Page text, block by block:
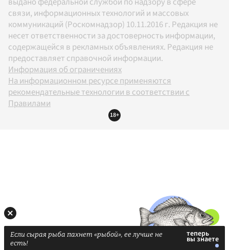
связи, информационных технологий и массовых
коммуникаций (Роскомнадзор) 10.11.2016 г. Редакция не
несет ответственности за достоверность информации,
содержащейся в рекламных объявлениях. Редакция не
предоставляет справочной информации.
Информация об ограничениях
На информационном ресурсе применяются
рекомендательные технологии в соответствии с
Правилами
18+
Если сырая рыба пахнет «рыбой», ее лучше не
есть!